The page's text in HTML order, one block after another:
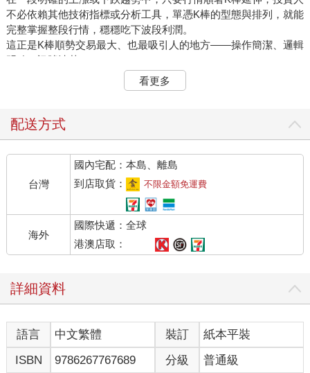
不必依賴其他技術指標或分析工具，單憑K棒的型態與排列，就能
完整掌握整段行情，穩穩吃下波段利潤。
這正是K棒順勢交易最大、也最吸引人的地方——操作簡潔、邏輯
明確、訊號清楚。
第二個優點是操作直觀，對新手相對友善。
不必鑽研複雜的技術分析，只要掌握基本的K棒結構與趨勢延續邏
高，特別適合剛進入市場，尚未形成完整交易系統的投資人。
作風險。
許多初學者常見的問題，就是過度猜測轉折點，想抄底或摸頭，
結果在趨勢行情中頻繁反手、錯單連連。而透過K棒順勢操作，只
要趨勢尚未反轉，就持續抱單，不僅能有效掌握波段利潤，也能
減少因猶豫或情緒干擾而導致的過度進出。
第四個優點是，順勢交易本身具備天然的風險控管機制。
由於核心原則是「趨勢不變不轉向」，一旦進場後發現走勢未延
續、形成反向K棒訊號，就會立即調整部位方向或停損出場。即使
的價格區間，不致產生重大虧損。這樣的風險控制方式， 對交易
新手尤其友善。
金融市場的交易技巧多如繁星，技術指標更是種類繁多。對剛入
門的投資人來說，若未理解其運作邏輯就貿然套用，反而更容易
導致判斷失準。再加上消息面、籌碼面等資訊交錯，資訊過多反
而造成觀盤混亂。
看更多
配送方式
台灣
國內宅配：本島、離島
到店取貨：
不限金額免運費
海外
國際快遞：全球
港澳店取：
詳細資料
語言 中文繁體 裝訂
紙本平裝
ISBN
9786267767689 分級 普通級